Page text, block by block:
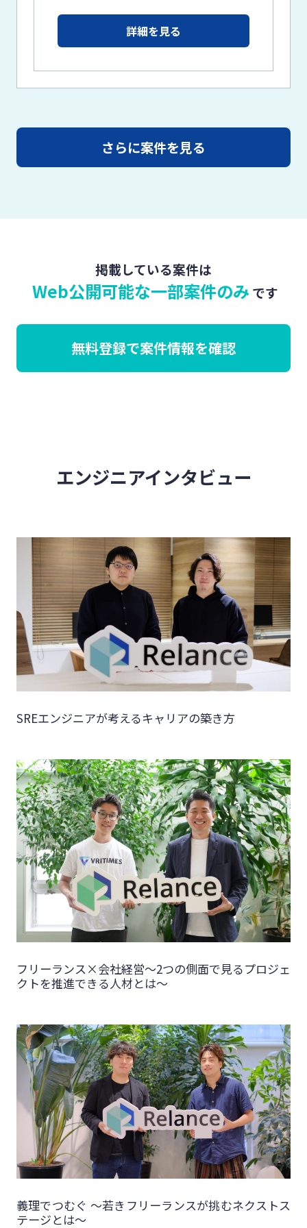
詳細を見る
さらに案件を見る
掲載している案件は
Web公開可能な一部案件のみ です
無料登録で案件情報を確認
エンジニアインタビュー
SREエンジニアが考えるキャリアの築き方
フリーランス×会社経営～2つの側面で見るプロジェ
クトを推進できる人材とは～
義理でつむぐ 〜若きフリーランスが挑むネクストス
テージとは〜